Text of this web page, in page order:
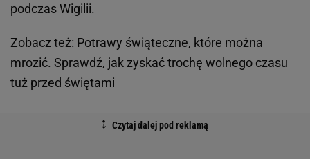
podczas Wigilii.
Zobacz też: Potrawy świąteczne, które można
mrozić. Sprawdź, jak zyskać trochę wolnego czasu
tuż przed świętami